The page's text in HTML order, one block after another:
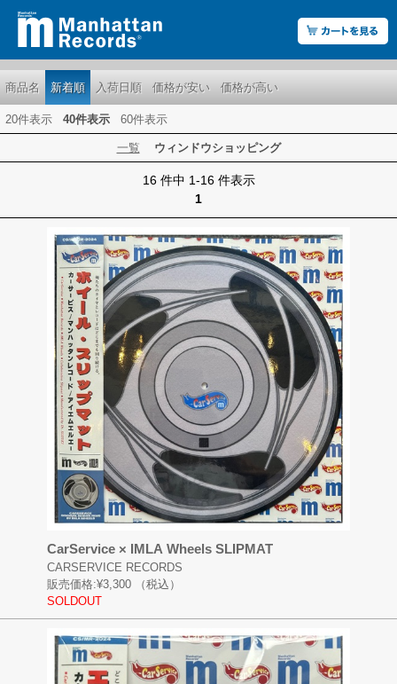
商品名 新着順 入荷日順 価格が安い 価格が高い
20件表示 40件表示 60件表示
一覧 ウィンドウショッピング
16 件中 1-16 件表示
1
CarService × IMLA Wheels SLIPMAT
CARSERVICE RECORDS
販売価格:¥3,300
（税込）
SOLDOUT